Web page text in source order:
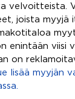
velvoitteista.
joista myyjä
enintään viisi
on
lisää myyjän